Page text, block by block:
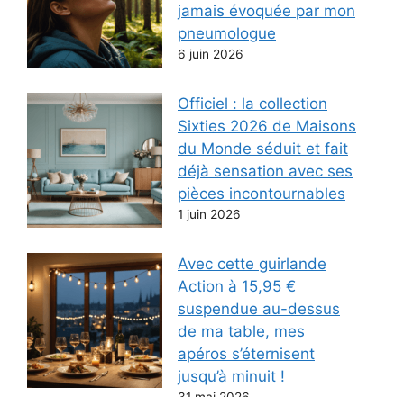
jamais évoquée par mon
pneumologue
6 juin 2026
Officiel : la collection
Sixties 2026 de Maisons
du Monde séduit et fait
déjà sensation avec ses
pièces incontournables
1 juin 2026
Avec cette guirlande
Action à 15,95 €
suspendue au-dessus
de ma table, mes
apéros s’éternisent
jusqu’à minuit !